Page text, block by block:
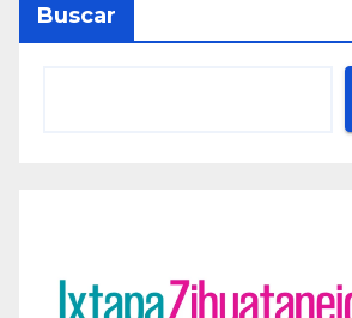
Buscar